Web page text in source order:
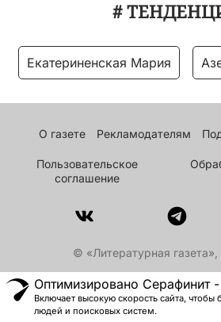
#
Екатериненская Мария
О газете Рекламодателям
Пользовательское
соглашение
© «Литературная
Оптимизировано Серафинит
Включает высокую скорость сайта, чтобы
людей и поисковых систем.